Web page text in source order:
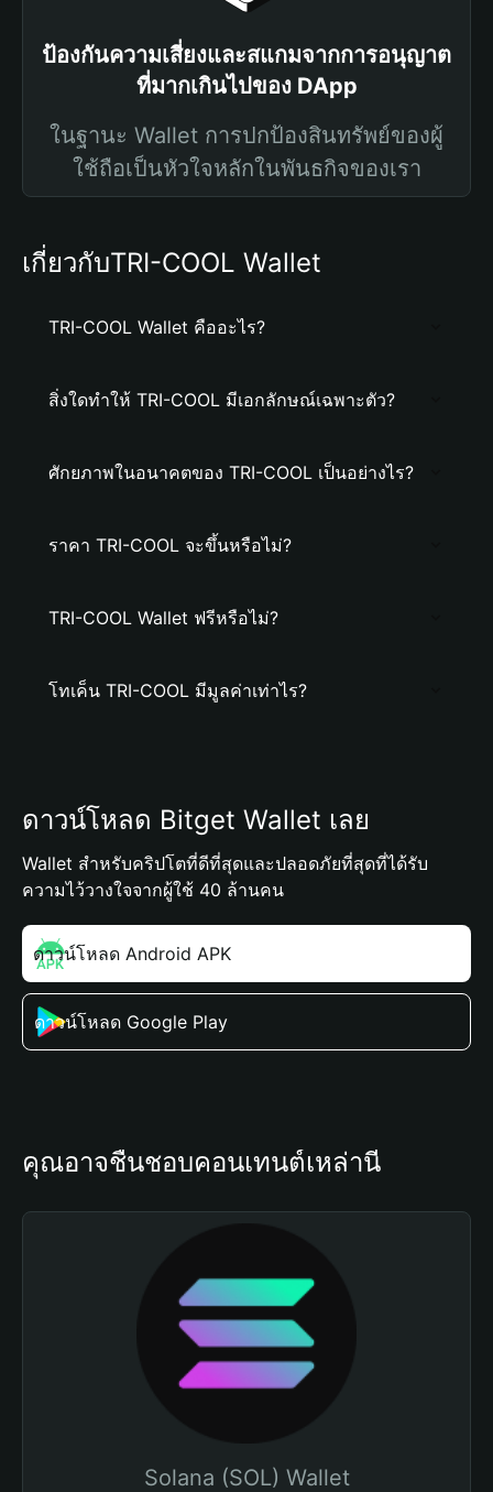
ป้องกันความเสี่ยงและสแกมจากการอนุญาต
ที่มากเกินไปของ DApp
ในฐานะ Wallet การปกป้องสินทรัพย์ของผู้
ใช้ถือเป็นหัวใจหลักในพันธกิจของเรา
เกี่ยวกับTRI-COOL Wallet
TRI-COOL Wallet คืออะไร?
สิ่งใดทำให้ TRI-COOL มีเอกลักษณ์เฉพาะตัว?
ศักยภาพในอนาคตของ TRI-COOL เป็นอย่างไร?
ราคา TRI-COOL จะขึ้นหรือไม่?
TRI-COOL Wallet ฟรีหรือไม่?
โทเค็น TRI-COOL มีมูลค่าเท่าไร?
ดาวน์โหลด Bitget Wallet เลย
Wallet สำหรับคริปโตที่ดีที่สุดและปลอดภัยที่สุดที่ได้รับ
ความไว้วางใจจากผู้ใช้ 40 ล้านคน
ดาวน์โหลด Android APK
ดาวน์โหลด Google Play
คุณอาจชื่นชอบคอนเทนต์เหล่านี้
Solana (SOL) Wallet